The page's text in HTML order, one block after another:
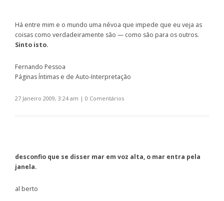
Há entre mim e o mundo uma névoa que impede que eu veja as
coisas como verdadeiramente são — como são para os outros.
Sinto isto.
Fernando Pessoa
Páginas Íntimas e de Auto-Interpretação
27 Janeiro 2009, 3:24 am | 0 Comentários
desconfio que se disser mar em voz alta, o mar entra pela
janela.
al berto